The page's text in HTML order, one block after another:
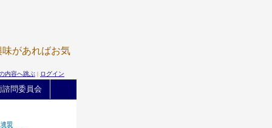
があればお気
内容へ跳ぶ | ログイン
諮問委員会
盟